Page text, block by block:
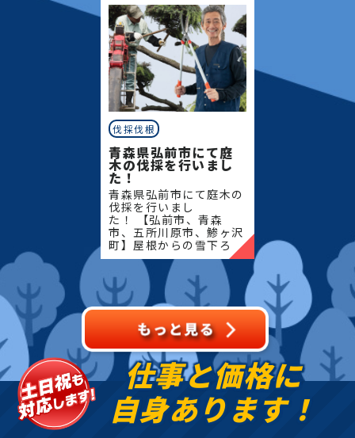
こと、造園・
こと、造園・
伐採伐根
青森県弘前市にて庭
木の伐採を行いまし
た！
青森県弘前市にて庭木の
伐採を行いまし
た！ 【弘前市、青森
市、五所川原市、鯵ヶ沢
町】屋根からの雪下ろ
し・除雪・排雪などの作
業もお任せください！地
域密着で伐採・抜根・剪
定・草刈りなどのお庭の
こと、造園・
仕事と価格に
自身あります！